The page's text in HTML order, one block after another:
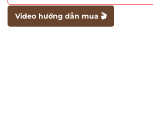
Video hướng dẫn mua 🎬